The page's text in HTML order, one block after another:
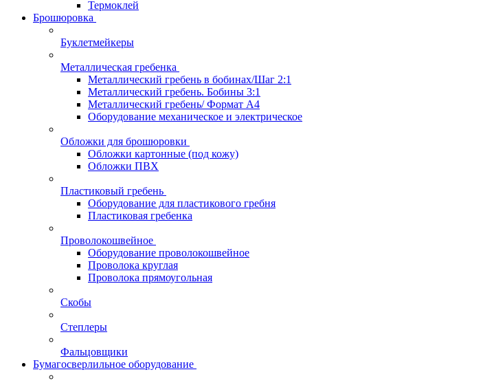
Термоклей
Брошюровка
Буклетмейкеры
Металлическая гребенка
Металлический гребень в бобинах/Шаг 2:1
Металлический гребень. Бобины 3:1
Металлический гребень/ Формат А4
Оборудование механическое и электрическое
Обложки для брошюровки
Обложки картонные (под кожу)
Обложки ПВХ
Пластиковый гребень
Оборудование для пластикового гребня
Пластиковая гребенка
Проволокошвейное
Оборудование проволокошвейное
Проволока круглая
Проволока прямоугольная
Скобы
Степлеры
Фальцовщики
Бумагосверлильное оборудование